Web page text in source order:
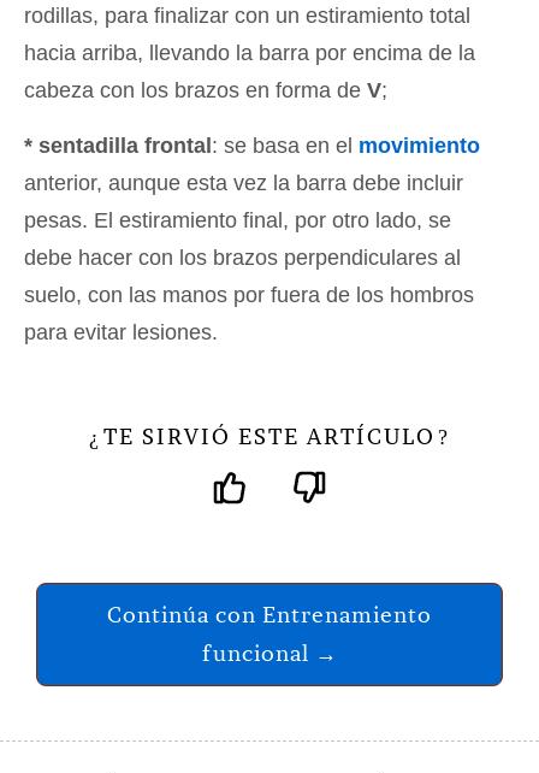
rodillas, para finalizar con un estiramiento total
hacia arriba, llevando la barra por encima de la
cabeza con los brazos en forma de V;
* sentadilla frontal : se basa en el movimiento
anterior, aunque esta vez la barra debe incluir
pesas. El estiramiento final, por otro lado, se
debe hacer con los brazos perpendiculares al
suelo, con las manos por fuera de los hombros
para evitar lesiones.
¿ TE SIRVIÓ ESTE ARTÍCULO ?
Continúa con Entrenamiento
funcional →